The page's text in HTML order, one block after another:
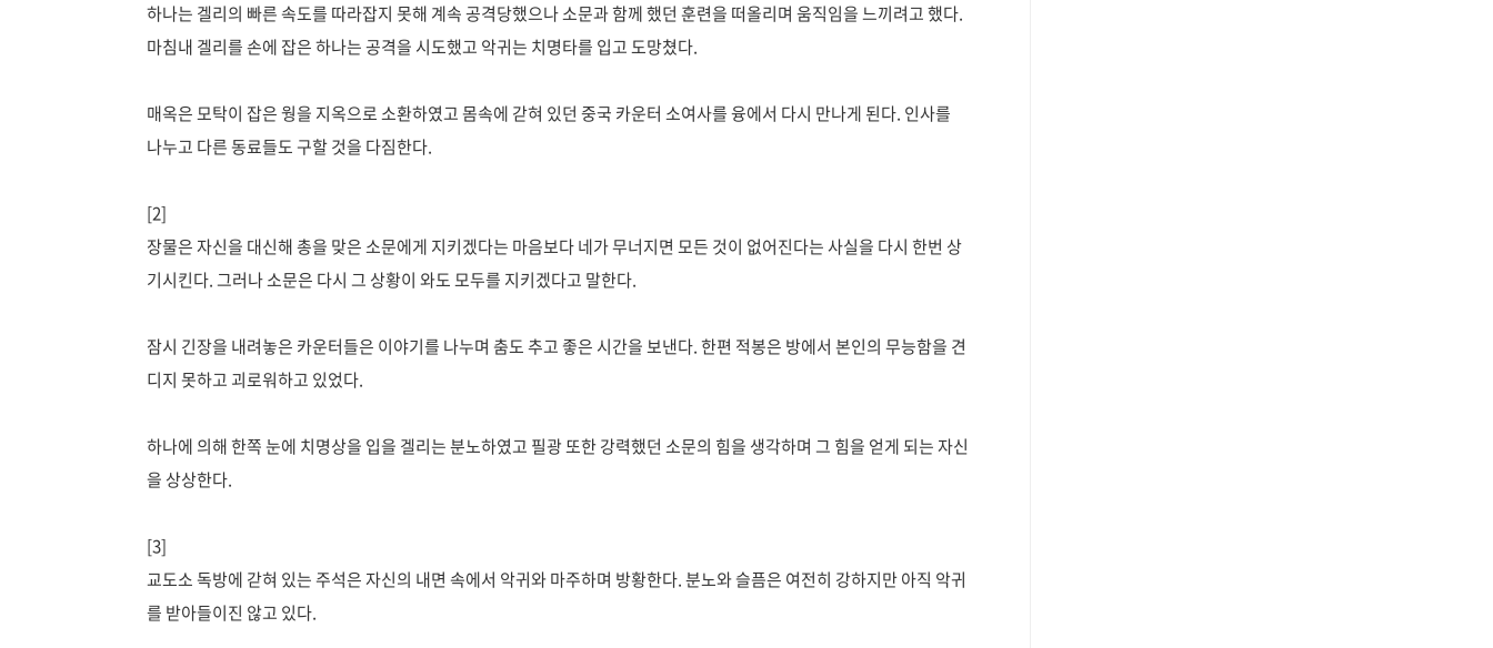
하나는 겔리의 빠른 속도를 따라잡지 못해 계속 공격당했으나 소문과 함께 했던 훈련을 떠올리며 움직임을 느끼려고 했다.
마침내 겔리를 손에 잡은 하나는 공격을 시도했고 악귀는 치명타를 입고 도망쳤다.
매옥은 모탁이 잡은 웡을 지옥으로 소환하였고 몸속에 갇혀 있던 중국 카운터 소여사를 융에서 다시 만나게 된다. 인사를
나누고 다른 동료들도 구할 것을 다짐한다.
[2]
장물은 자신을 대신해 총을 맞은 소문에게 지키겠다는 마음보다 네가 무너지면 모든 것이 없어진다는 사실을 다시 한번 상
기시킨다. 그러나 소문은 다시 그 상황이 와도 모두를 지키겠다고 말한다.
잠시 긴장을 내려놓은 카운터들은 이야기를 나누며 춤도 추고 좋은 시간을 보낸다. 한편 적봉은 방에서 본인의 무능함을 견
디지 못하고 괴로워하고 있었다.
하나에 의해 한쪽 눈에 치명상을 입을 겔리는 분노하였고 필광 또한 강력했던 소문의 힘을 생각하며 그 힘을 얻게 되는 자신
을 상상한다.
[3]
교도소 독방에 갇혀 있는 주석은 자신의 내면 속에서 악귀와 마주하며 방황한다. 분노와 슬픔은 여전히 강하지만 아직 악귀
를 받아들이진 않고 있다.